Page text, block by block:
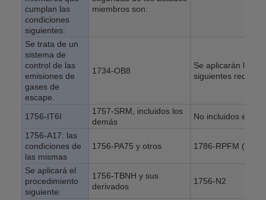
cumplan las
condiciones
siguientes:
miembros son:
Se trata de un
sistema de
control de las
emisiones de
gases de
escape.
1734-OB8
Se aplicarán los
siguientes
1756-IT6I
1757-SRM, incluidos los
demás
No incluidos en la
1756-A17: las
condiciones de
las mismas
1756-PA75 y otros 1786-RPFM (en
Se aplicará el
procedimiento
siguiente:
1756-TBNH y sus
derivados
1756-N2